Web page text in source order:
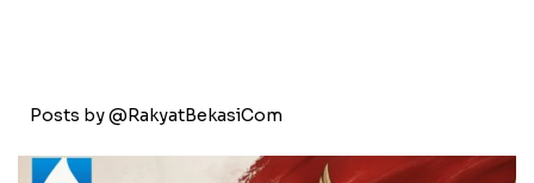
Posts by @RakyatBekasiCom